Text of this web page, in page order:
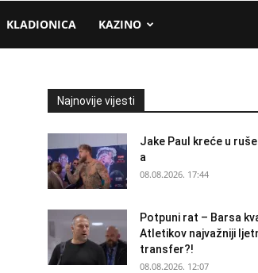
KLADIONICA KAZINO
Najnovije vijesti
Jake Paul kreće u
a
08.08.2026. 17:44
Potpuni rat – Barsa
Atletikov najvažniji
transfer?!
08.08.2026. 12:07